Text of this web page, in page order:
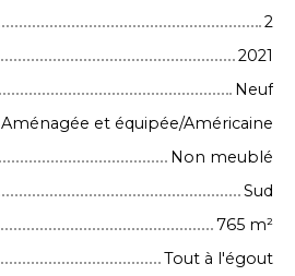
2
2021
Neuf
Aménagée et équipée/Américaine
Non meublé
Sud
765 m²
Tout à l'égout